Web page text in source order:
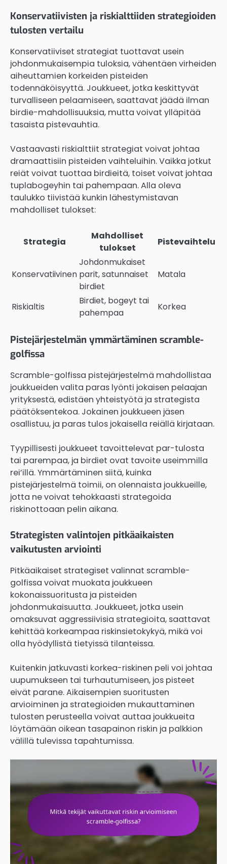
Konservatiivisten ja riskialttiiden strategioiden
tulosten vertailu
Konservatiiviset strategiat tuottavat usein
johdonmukaisempia tuloksia, vähentäen virheiden
aiheuttamien korkeiden pisteiden
todennäköisyyttä. Joukkueet, jotka keskittyvät
turvalliseen pelaamiseen, saattavat jäädä ilman
birdie-mahdollisuuksia, mutta voivat ylläpitää
tasaista pistevauhtia.
Vastaavasti riskialttiit strategiat voivat johtaa
dramaattisiin pisteiden vaihteluihin. Vaikka jotkut
reiät voivat tuottaa birdieitä, toiset voivat johtaa
tuplabogeyhin tai pahempaan. Alla oleva
taulukko tiivistää kunkin lähestymistavan
mahdolliset tulokset:
Strategia
Mahdolliset
tulokset
Pistevaihtelu
Konservatiivinen
Johdonmukaiset
parit, satunnaiset
birdiet
Matala
Riskialtis
Birdiet, bogeyt tai
pahempaa
Korkea
Pistejärjestelmän ymmärtäminen scramble-
golfissa
Scramble-golfissa pistejärjestelmä mahdollistaa
joukkueiden valita paras lyönti jokaisen pelaajan
yrityksestä, edistäen yhteistyötä ja strategista
päätöksentekoa. Jokainen joukkueen jäsen
osallistuu, ja paras tulos jokaisella reiällä kirjataan.
Tyypillisesti joukkueet tavoittelevat par-tulosta
tai parempaa, ja birdiet ovat tavoite useimmilla
rei’illä. Ymmärtäminen siitä, kuinka
pistejärjestelmä toimii, on olennaista joukkueille,
jotta ne voivat tehokkaasti strategoida
riskinottoaan pelin aikana.
Strategisten valintojen pitkäaikaisten
vaikutusten arviointi
Pitkäaikaiset strategiset valinnat scramble-
golfissa voivat muokata joukkueen
kokonaissuoritusta ja pisteiden
johdonmukaisuutta. Joukkueet, jotka usein
omaksuvat aggressiivisia strategioita, saattavat
kehittää korkeampaa riskinsietokykyä, mikä voi
olla hyödyllistä tietyissä tilanteissa.
Kuitenkin jatkuvasti korkea-riskinen peli voi johtaa
uupumukseen tai turhautumiseen, jos pisteet
eivät parane. Aikaisempien suoritusten
arvioiminen ja strategioiden mukauttaminen
tulosten perusteella voivat auttaa joukkueita
löytämään oikean tasapainon riskin ja palkkion
välillä tulevissa tapahtumissa.